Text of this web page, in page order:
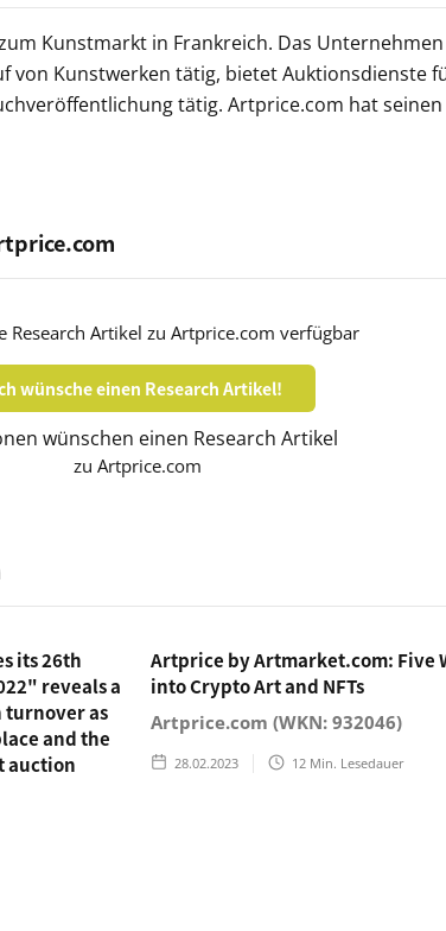
Kunstmarkt in Frankreich. Das Unternehmen
von Kunstwerken tätig, bietet Auktionsdienste
tätig. Artprice.com hat
Research Artikel zu Artprice.com verfügbar
wünsche einen Research Artikel!
wünschen einen Research Artikel
zu Artprice.com
its 26th
reveals a
turnover as
and the
auction
Artprice by Artmarket.com: Five
into Crypto Art and NFTs
Artprice.com (WKN: 932046)
28.02.2023 12Min. Lesedauer